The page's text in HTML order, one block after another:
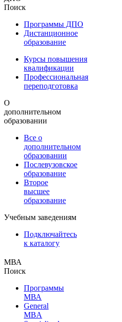
Поиск
Программы ДПО
Дистанционное
образование
Курсы повышения
квалификации
Профессиональная
переподготовка
О
дополнительном
образовании
Все о
дополнительном
образовании
Послевузовское
образование
Второе
высшее
образование
Учебным заведениям
Подключайтесь
к каталогу
МВА
Поиск
Программы
МВА
General
MBA